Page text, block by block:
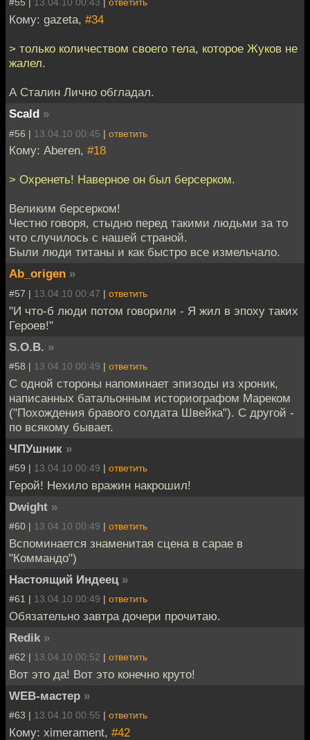
#55 | 13.04.10 00:43 ответить
Кому: gazeta, #34
> только количеством своего тела, которое Жуков не
жалел.
А Сталин Лично обгладал.
Scald »
#56 | 13.04.10 00:45 | ответить
Кому: Aberen, #18
> Охренеть! Наверное он был берсерком.
Великим берсерком!
Честно говоря, стыдно перед такими людьми за то
что случилось с нашей страной.
Были люди титаны и как быстро все измельчало.
Ab_origen »
#57 | 13.04.10 00:47 | ответить
"И что-б люди потом говорили - Я жил в эпоху таких
Героев!"
S.O.B. »
#58 | 13.04.10 00:49 | ответить
С одной стороны напоминает эпизоды из хроник,
написанных батальонным историографом Мареком
("Похождения бравого солдата Швейка"). С другой -
по всякому бывает.
ЧПУшник »
#59 | 13.04.10 00:49 | ответить
Герой! Нехило вражин накрошил!
Dwight »
#60 | 13.04.10 00:49 | ответить
Вспоминается знаменитая сцена в сарае в
"Коммандо")
Настоящий Индеец »
#61 | 13.04.10 00:49 | ответить
Обязательно завтра дочери прочитаю.
Redik »
#62 | 13.04.10 00:52 | ответить
Вот это да! Вот это конечно круто!
WEB-мастер »
#63 | 13.04.10 00:55 | ответить
Кому: ximerament, #42